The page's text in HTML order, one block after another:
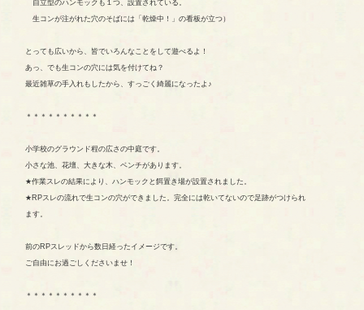
自立型のハンモックも１つ、設置されている。
生コンが注がれた穴のそばには「乾燥中！」の看板が立つ）
とっても広いから、皆でいろんなことをして遊べるよ！
あっ、でも生コンの穴には気を付けてね？
最近雑草の手入れもしたから、すっごく綺麗になったよ♪
＊＊＊＊＊＊＊＊＊＊
小学校のグラウンド程の広さの中庭です。
小さな池、花壇、大きな木、ベンチがあります。
★作業スレの結果により、ハンモックと餌置き場が設置されました。
★RPスレの流れで生コンの穴ができました。完全には乾いてないので足跡がつけられ
ます。
前のRPスレッドから数日経ったイメージです。
ご自由にお過ごしくださいませ！
＊＊＊＊＊＊＊＊＊＊